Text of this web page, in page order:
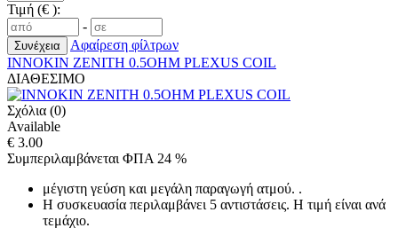
Τιμή (€ ):
-
Αφαίρεση φίλτρων
INNOKIN ZENITH 0.5OHM PLEXUS COIL
ΔΙΑΘΕΣΙΜΟ
Σχόλια (0)
Available
€ 3.00
Συμπεριλαμβάνεται ΦΠΑ 24 %
μέγιστη γεύση και μεγάλη παραγωγή ατμού. .
Η συσκευασία περιλαμβάνει 5 αντιστάσεις. H τιμή είναι ανά
τεμάχιο.